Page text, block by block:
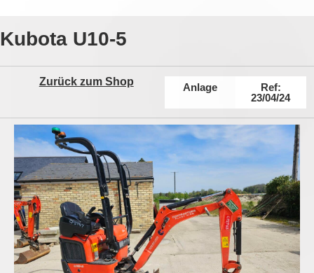
Kubota U10-5
Zurück zum Shop Anlage
Ref:
23/04/24